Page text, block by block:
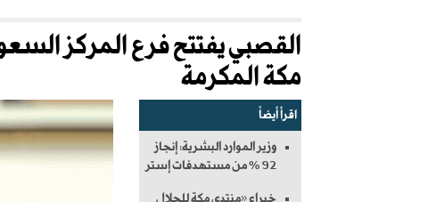
القصبي يفتتح فرع المركز
مكة المكرمة
اقرأ أيضاً
وزير الموارد البشرية: إنجاز
92 % من مستهدفات إستر
خبراء «منتدى مكة للحلال